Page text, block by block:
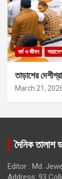
ধর্ম ও জীবন সারাদেশ
তাড়াশের
March 21,
দৈনিক তালাশ
Editor : Md.
Address: 93